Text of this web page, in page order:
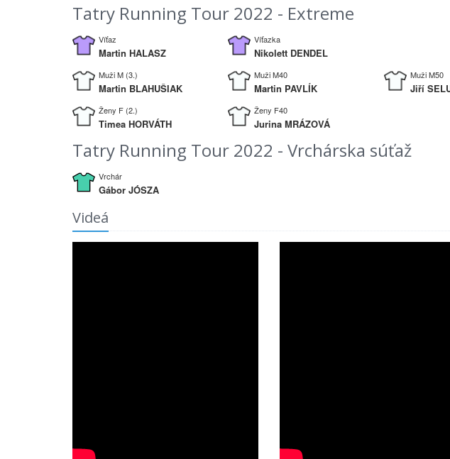
Tatry Running Tour 2022 - Extreme
Víťaz
Martin HALASZ
Víťazka
Nikolett DENDEL
Muži M (3.)
Martin BLAHUŠIAK
Muži M40
Martin PAVLÍK
Muži M50
Jiří
Ženy F (2.)
Timea HORVÁTH
Ženy F40
Jurina MRÁZOVÁ
Tatry Running Tour 2022 - Vrchárska súťaž
Vrchár
Gábor JÓSZA
Videá